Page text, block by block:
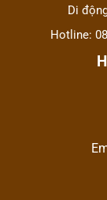
Di
Hotline: